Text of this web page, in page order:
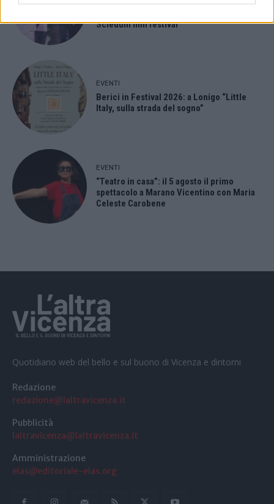
Paolo Gnutti premiato come eccellenza
Scledum film festival
EVENTI
Berici in Festival 2026: a Lonigo “Little
Italy, sulla strada del sogno”
EVENTI
“Teatro in casa”: il 5 agosto il primo
spettacolo a Marano Vicentino con Maria
Celeste Carobene
Quotidiano web del bello e sul buono di Vicenza e dintorni
Redazione
redazione@laltravicenza.it
Pubblicità
laltravicenza@laltravicenza.it
Amministrazione
elas@editoriale-elas.org